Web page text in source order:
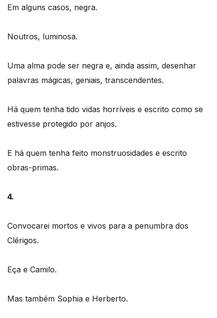
Em alguns casos, negra.
Noutros, luminosa.
Uma alma pode ser negra e, ainda assim, desenhar
palavras mágicas, geniais, transcendentes.
Há quem tenha tido vidas horríveis e escrito como se
estivesse protegido por anjos.
E há quem tenha feito monstruosidades e escrito
obras-primas.
4.
Convocarei mortos e vivos para a penumbra dos
Clérigos.
Eça e Camilo.
Mas também Sophia e Herberto.